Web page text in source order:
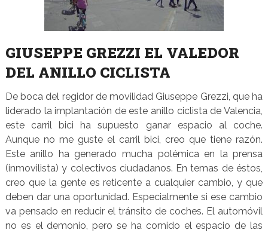
GIUSEPPE GREZZI EL VALEDOR
DEL ANILLO CICLISTA
De boca del regidor de movilidad Giuseppe Grezzi, que ha
liderado la implantación de este anillo ciclista de Valencia,
este carril bici ha supuesto ganar espacio al coche.
Aunque no me guste el carril bici, creo que tiene razón.
Este anillo ha generado mucha polémica en la prensa
(inmovilista) y colectivos ciudadanos. En temas de éstos,
creo que la gente es reticente a cualquier cambio, y que
deben dar una oportunidad. Especialmente si ese cambio
va pensado en reducir el tránsito de coches. El automóvil
no es el demonio, pero se ha comido el espacio de las